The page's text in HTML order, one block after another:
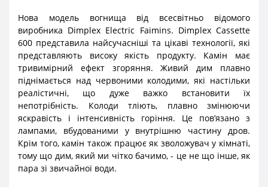
Нова модель вогнища від всесвітньо відомого
виробника Dimplex Electric Faimins. Dimplex Cassette
600 представила найсучасніші та цікаві технології, які
представляють високу якість продукту. Камін має
тривимірний ефект згоряння. Живий дим плавно
піднімається над червоними колодими, які настільки
реалістичні, що дуже важко встановити їх
непотрібність. Колоди тліють, плавно змінюючи
яскравість і інтенсивність горіння. Це пов’язано з
лампами, вбудованими у внутрішню частину дров.
Крім того, камін також працює як зволожувач у кімнаті,
тому що дим, який ми чітко бачимо, - це не що інше, як
пара зі звичайної води.